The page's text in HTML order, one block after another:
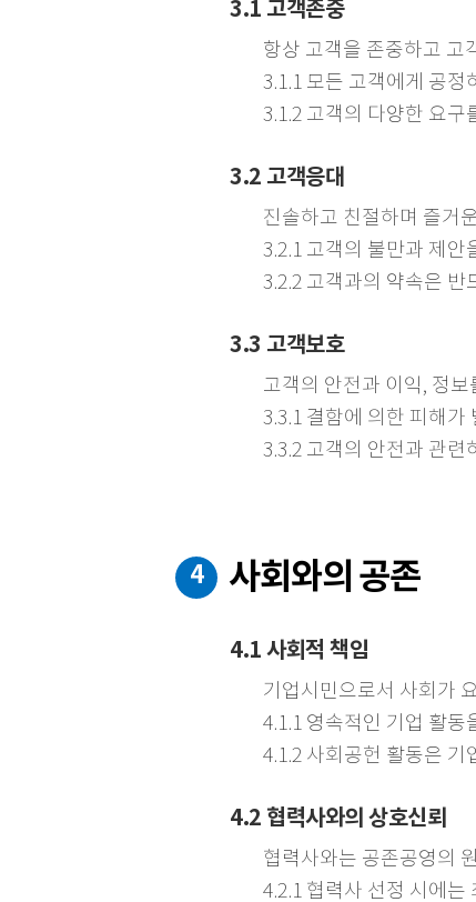
3.1 고객존중
항상 고객을 존중하고 고
3.1.1 모든 고객에게 공정
3.1.2 고객의 다양한 요구
3.2 고객응대
진솔하고 친절하며 즐거
3.2.1 고객의 불만과 제안
3.2.2 고객과의 약속은 반
3.3 고객보호
고객의 안전과 이익, 정보
3.3.1 결함에 의한 피해가
3.3.2 고객의 안전과 관
4 사회와의 공존
4.1 사회적 책임
기업시민으로서 사회가
4.1.1 영속적인 기업 활
4.1.2 사회공헌 활동은
4.2 협력사와의 상호신뢰
협력사와는 공존공영의
4.2.1 협력사 선정 시에